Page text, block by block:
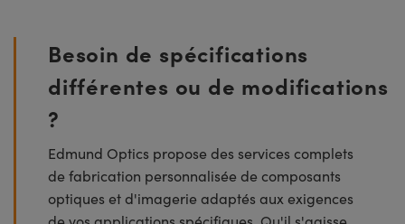
Besoin de spécifications
différentes ou de modifications
?
Edmund Optics propose des services complets
de fabrication personnalisée de composants
optiques et d'imagerie adaptés aux exigences